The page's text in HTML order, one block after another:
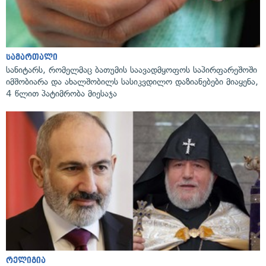
სამართალი
სანიტარს, რომელმაც ბათუმის საავადმყოფოს საპირფარეშოში
იმშობიარა და ახალშობილს სასიკვდილო დაზიანებები მიაყენა,
4 წლით პატიმრობა მიესაჯა
რელიგია